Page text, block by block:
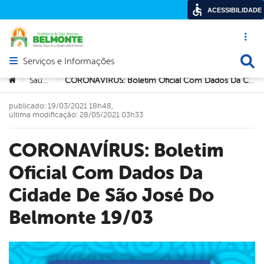
Acesso
Abrir menu principal de navegação
Serviços e Informações
Você está aqui:
> Saúde > CORONAVÍRUS: Boletim Oficial Com Dados Da Cidade De São José Do Belmonte 19/03
CORONAVÍRUS: Boletim
Oficial Com Dados Da
Cidade De São José Do
Belmonte 19/03
publicado: 19/03/2021 18h48,
última modificação: 28/05/2021 03h33
ACESSIBILIDADE